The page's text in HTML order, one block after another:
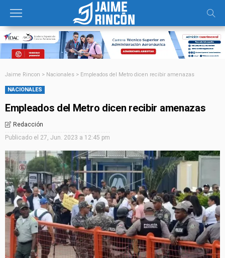
Jaime Rincon > Nacionales > Empleados del Metro dicen recibir amenazas
NACIONALES
Empleados del Metro dicen recibir amenazas
Redacción
Publicado el 27, Jun. 2023 a 12:45 pm